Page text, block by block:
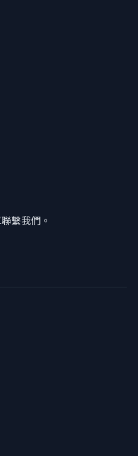
繫我們。